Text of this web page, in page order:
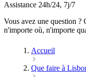
Assistance 24h/24, 7j/7
Vous avez une question ?
n'importe où, n'importe
Accueil
Que faire à